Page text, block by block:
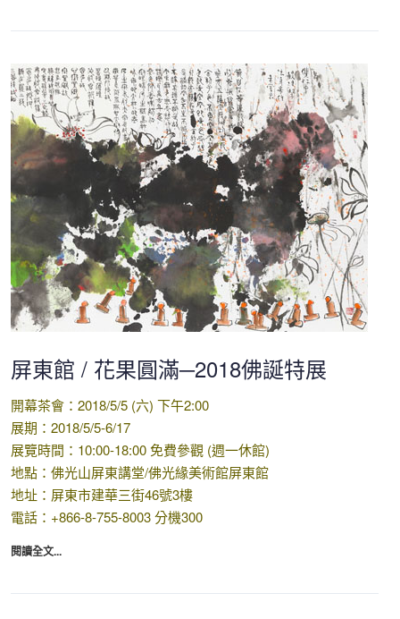
屏東館 / 花果圓滿─2018佛誕特展
開幕茶會：2018/5/5 (六) 下午2:00
展期：2018/5/5-6/17
展覽時間：10:00-18:00 免費參觀 (週一休館)
地點：佛光山屏東講堂/佛光緣美術館屏東館
地址：屏東市建華三街46號3樓
電話：+866-8-755-8003 分機300
閱讀全文...